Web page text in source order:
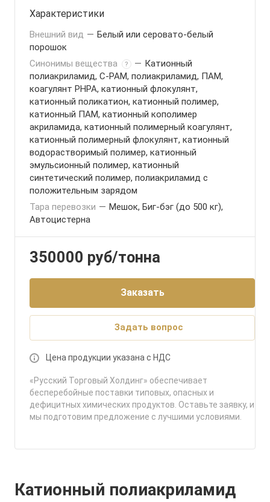
Характеристики
Внешний вид — Белый или серовато-белый
порошок
Синонимы вещества
? — Катионный
полиакриламид, C-PAM, полиакриламид, ПАМ,
коагулянт PHPA, катионный флокулянт,
катионный поликатион, катионный полимер,
катионный ПАМ, катионный кополимер
акриламида, катионный полимерный коагулянт,
катионный полимерный флокулянт, катионный
водорастворимый полимер, катионный
эмульсионный полимер, катионный
синтетический полимер, полиакриламид с
положительным зарядом
Тара перевозки — Мешок, Биг-бэг (до 500 кг),
Автоцистерна
350000 руб/тонна
Заказать
Задать вопрос
Цена продукции указана с НДС
«Русский Торговый Холдинг» обеспечивает
бесперебойные поставки типовых, опасных и
дефицитных химических продуктов. Оставьте заявку, и
мы подготовим предложение с лучшими условиями.
Катионный полиакриламид